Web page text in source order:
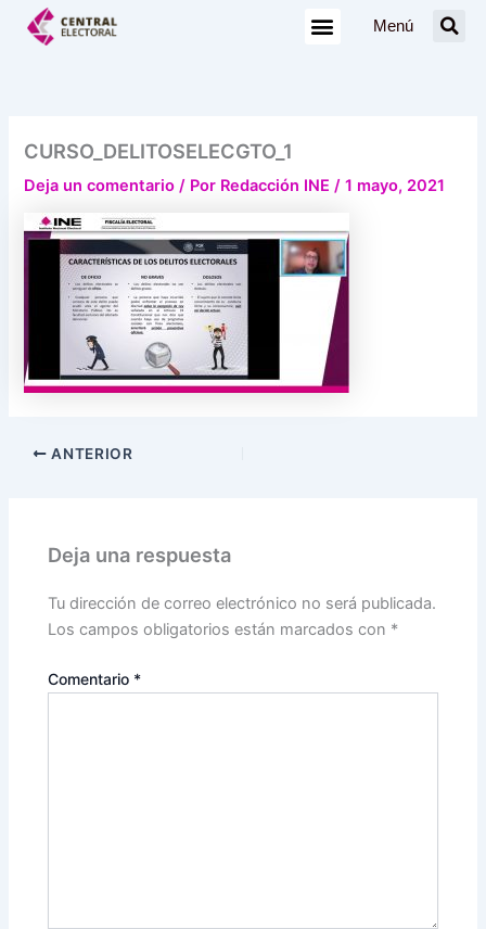
Menú
CURSO_DELITOSELECGTO_1
Deja un comentario / Por Redacción INE/1 mayo, 2021
ANTERIOR
Deja una respuesta
Tu dirección de correo electrónico no será publicada.
Los campos obligatorios están marcados con *
Comentario *